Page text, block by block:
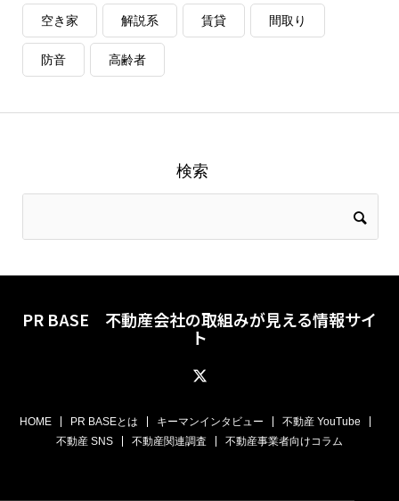
空き家 解説系 賃貸 間取り
防音 高齢者
検索
PR BASE 不動産会社の取組みが見える情報サイ
ト
HOME PR BASEとは キーマンインタビュー
不動産 YouTube
不動産 SNS
不動産関連調査 不動産事業者向けコラム